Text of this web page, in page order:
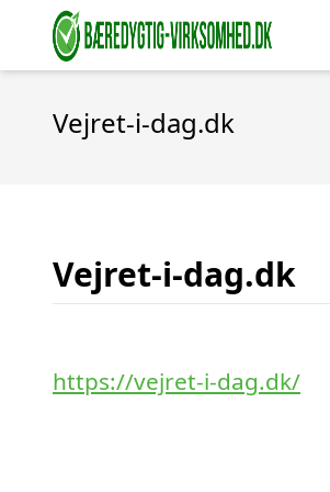
Vejret-i-dag.dk
Vejret-i-dag.dk
https://vejret-i-dag.dk/